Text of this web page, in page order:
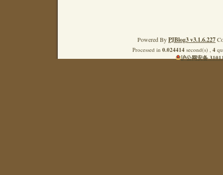
Powered ByPJBlog3 v3.1.6.227
Processed in 0.024414second(s) , 4
沪公网安备